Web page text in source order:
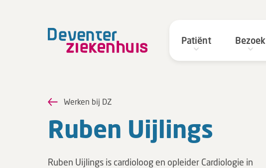
Patiënt Bezoek
Werken bij DZ
Ruben Uij­lings
Ruben Uijlings is cardioloog en opleider Cardiologie in